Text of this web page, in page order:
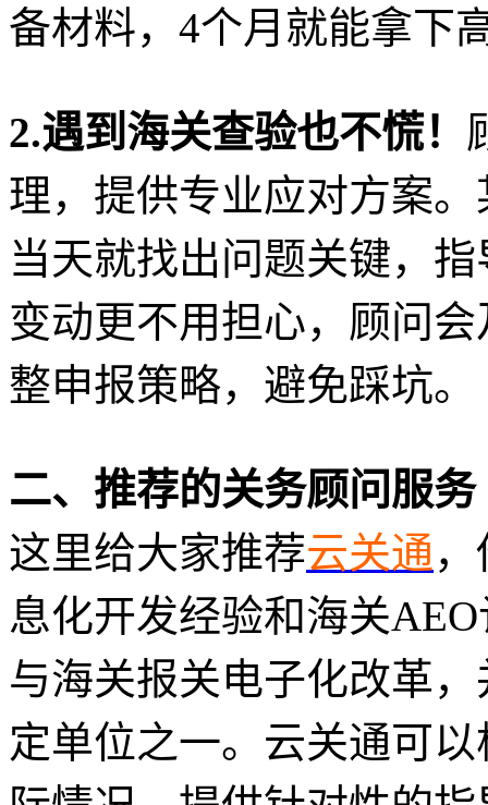
备材料，4个月就能拿下
2.遇到海关查验也不慌！
理，提供专业应对方案
当天就找出问题关键，
变动更不用担心，顾问
整申报策略，避免踩坑。
二、推荐的关务顾问服务
这里给大家推荐云关通
息化开发经验和海关
与海关报关电子化改革
定单位之一。云关通可